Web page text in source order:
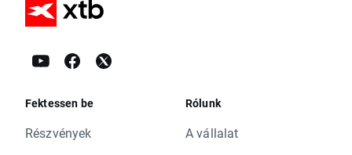
Fektessen be
Részvények
Rólunk
A vállalat